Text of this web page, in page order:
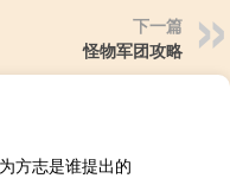
下一篇
怪物军团攻略
方志是谁提出的